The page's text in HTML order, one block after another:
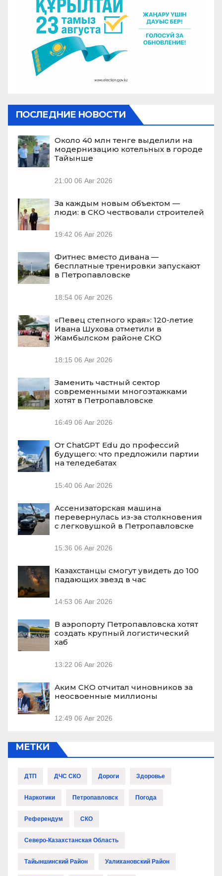
ПОСЛЕДНИЕ НОВОСТИ
Около 40 млн тенге выделили на
модернизацию котельных в городе
Тайынше
21:00 06 Авг 2026
За каждым новым объектом —
люди: в СКО чествовали строителей
19:42 06 Авг 2026
Фитнес вместо дивана —
бесплатные тренировки запускают
в Петропавловске
18:54 06 Авг 2026
«Певец степного края»: 120-летие
Ивана Шухова отметили в
Жамбылском районе СКО
18:15 06 Авг 2026
Заменить частный сектор
современными многоэтажками
хотят в Петропавловске
16:49 06 Авг 2026
От ChatGPT Edu до профессий
будущего: что предложили партии
на теледебатах
15:40 06 Авг 2026
Ассенизаторская машина
перевернулась из-за столкновения
с легковушкой в Петропавловске
15:36 06 Авг 2026
Казахстанцы смогут увидеть до 100
падающих звезд в час
14:53 06 Авг 2026
В аэропорту Петропавловска хотят
создать крупный логистический
хаб
13:22 06 Авг 2026
Аким СКО отчитал чиновников за
неосвоенные миллионы
12:49 06 Авг 2026
МЕТКИ
ДТП ДЧС СКО Дороги Здоровье
Наркотики Петропавловск Погода
Референдум СКО
Северо-Казахстанская Область
Тайыншинский Район Уалихановский Район